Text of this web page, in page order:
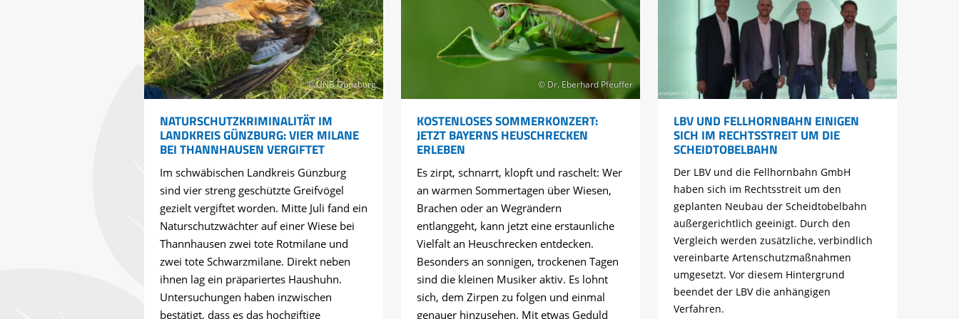
© UNB Günzburg
NATURSCHUTZKRIMINALITÄT IM
LANDKREIS GÜNZBURG: VIER MILANE
BEI THANNHAUSEN VERGIFTET
Im schwäbischen Landkreis Günzburg
sind vier streng geschützte Greifvögel
gezielt vergiftet worden. Mitte Juli fand ein
Naturschutzwächter auf einer Wiese bei
Thannhausen zwei tote Rotmilane und
zwei tote Schwarzmilane. Direkt neben
ihnen lag ein präpariertes Haushuhn.
Untersuchungen haben inzwischen
bestätigt, dass es das hochgiftige
© Dr. Eberhard Pfeuffer
KOSTENLOSES SOMMERKONZERT:
JETZT BAYERNS HEUSCHRECKEN
ERLEBEN
Es zirpt, schnarrt, klopft und raschelt: Wer
an warmen Sommertagen über Wiesen,
Brachen oder an Wegrändern
entlanggeht, kann jetzt eine erstaunliche
Vielfalt an Heuschrecken entdecken.
Besonders an sonnigen, trockenen Tagen
sind die kleinen Musiker aktiv. Es lohnt
sich, dem Zirpen zu folgen und einmal
genauer hinzusehen. Mit etwas Geduld
LBV UND FELLHORNBAHN EINIGEN
SICH IM RECHTSSTREIT UM DIE
SCHEIDTOBELBAHN
Der LBV und die Fellhornbahn GmbH
haben sich im Rechtsstreit um den
geplanten Neubau der Scheidtobelbahn
außergerichtlich geeinigt. Durch den
Vergleich werden zusätzliche, verbindlich
vereinbarte Artenschutzmaßnahmen
umgesetzt. Vor diesem Hintergrund
beendet der LBV die anhängigen
Verfahren.